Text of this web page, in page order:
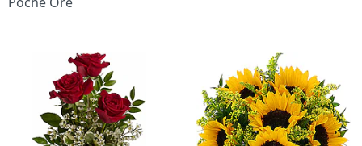
Bouquet di fiori